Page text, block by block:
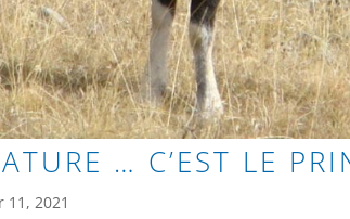
… C’EST LE
11, 2021